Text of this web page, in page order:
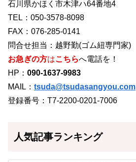
石川県かほく市木津ハ64番地4
TEL：050-3578-8098
FAX：076-285-0141
問合せ担当：越野勤(ゴム紐専門家)
お急ぎの方はこちらへ電話を！
HP： 090-1637-9983
MAIL： tsuda@tsudasangyou.com
登録番号：T7-2200-0201-7006
人気記事ランキング